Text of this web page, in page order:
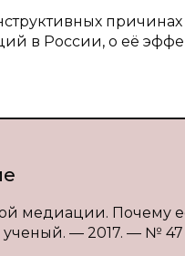
в России, о её
медиации. Почему
— 2017. — № 47